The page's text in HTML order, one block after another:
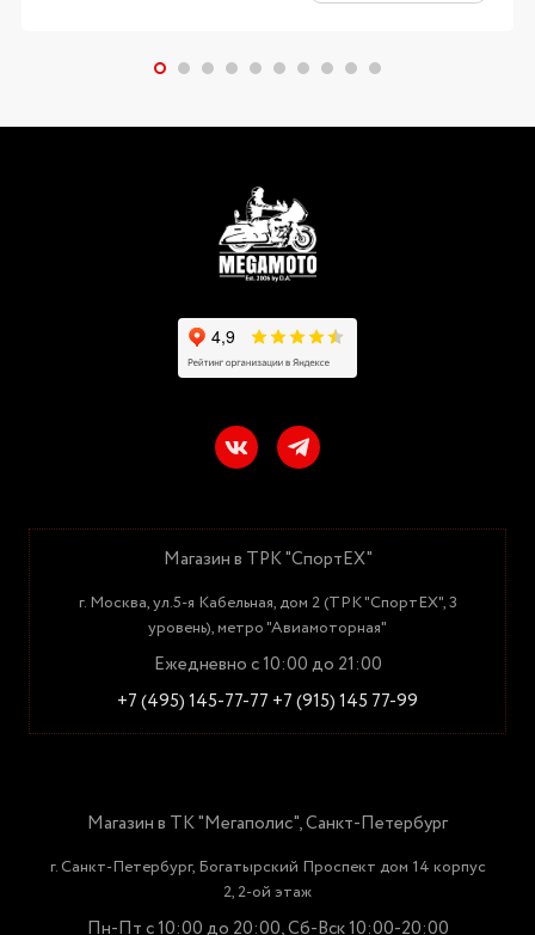
Магазин в ТРК "СпортЕХ"
г. Москва, ул.5-я Кабельная, дом 2 (ТРК "СпортЕХ", 3
уровень), метро "Авиамоторная"
Ежедневно с 10:00 до 21:00
+7 (495) 145-77-77 +7 (915) 145 77-99
Магазин в ТК "Мегаполис", Санкт-Петербург
г. Санкт-Петербург, Богатырский Проспект дом 14 корпус
2, 2-ой этаж
Пн-Пт с 10:00 до 20:00, Сб-Вск 10:00-20:00